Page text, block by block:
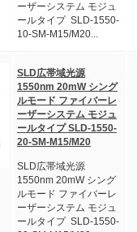
ーザーシステム モジュ
ールタイプ SLD-1550-
10-SM-M15/M20...
SLD広帯域光源
1550nm 20mW シング
ルモード ファイバーレ
ーザーシステム モジュ
ールタイプ SLD-1550-
20-SM-M15/M20
SLD広帯域光源
1550nm 20mW シング
ルモード ファイバーレ
ーザーシステム モジュ
ールタイプ SLD-1550-